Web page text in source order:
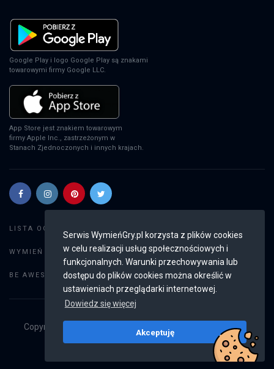
Serwis WymieńGry.pl korzysta z plików cookies
w celu realizacji usług społecznościowych i
funkcjonalnych. Warunki przechowywania lub
dostępu do plików cookies można określić w
ustawieniach przeglądarki internetowej.
Dowiedz się więcej
Akceptuję
Google Play i logo Google Play są znakami
towarowymi firmy Google LLC.
App Store jest znakiem towarowym
firmy Apple Inc., zastrzeżonym w
Stanach Zjednoczonych i innych krajach.
LISTA OGŁOSZEŃ:
WYMIEŃ GRY: Dodaj ogłoszenie
BE AWESOME: Weryfikacja konta
Copyright © 2019 - 2026
Wszystkie prawa
v2.8.4